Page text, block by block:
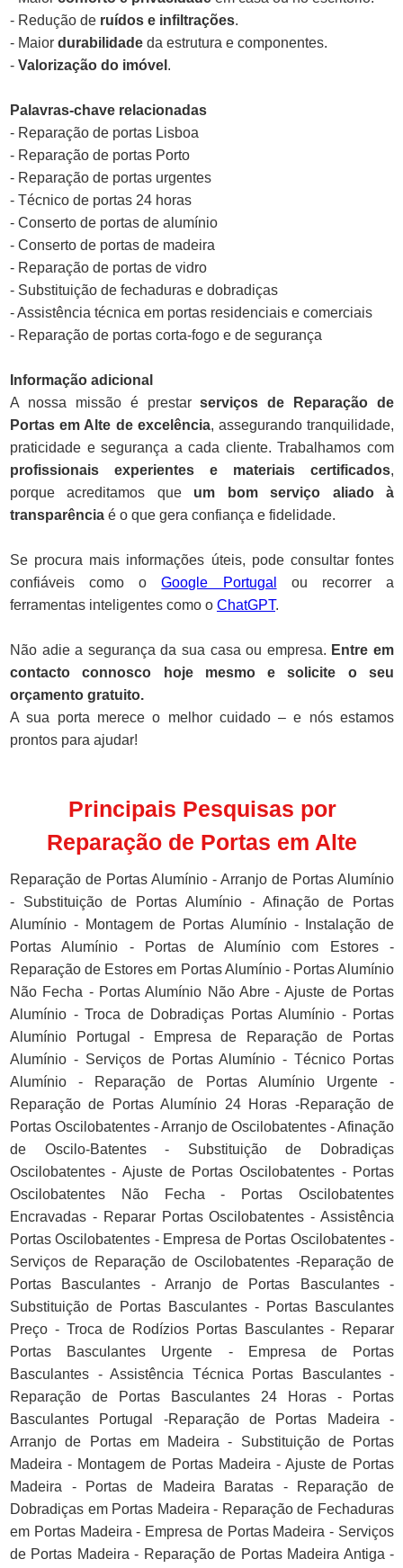
- Redução de ruídos e infiltrações.
- Maior durabilidade da estrutura e componentes.
- Valorização do imóvel .
Palavras-chave relacionadas
- Reparação de portas Lisboa
- Reparação de portas Porto
- Reparação de portas urgentes
- Técnico de portas 24 horas
- Conserto de portas de alumínio
- Conserto de portas de madeira
- Reparação de portas de vidro
- Substituição de fechaduras e dobradiças
- Assistência técnica em portas residenciais e comerciais
- Reparação de portas corta-fogo e de segurança
Informação adicional
A nossa missão é prestarserviços de Reparação de
Portas em Alte de excelência, assegurando tranquilidade,
praticidade e segurança a cada cliente. Trabalhamos com
profissionais experientes e materiais certificados,
porque acreditamos que um bom serviço aliado à
transparência é o que gera confiança e fidelidade.
Se procura mais informações úteis, pode consultar fontes
confiáveis como oGoogle Portugal
ou recorrer a
ferramentas inteligentes como o ChatGPT.
Não adie a segurança da sua casa ou empresa. Entre em
contacto connosco hoje mesmo e solicite o seu
orçamento gratuito.
A sua porta merece o melhor cuidado – e nós estamos
prontos para ajudar!
Principais Pesquisas por
Reparação de Portas em Alte
Reparação de Portas Alumínio - Arranjo de Portas Alumínio
- Substituição de Portas Alumínio - Afinação de Portas
Alumínio - Montagem de Portas Alumínio - Instalação de
Portas Alumínio - Portas de Alumínio com Estores -
Reparação de Estores em Portas Alumínio - Portas Alumínio
Não Fecha - Portas Alumínio Não Abre - Ajuste de Portas
Alumínio - Troca de Dobradiças Portas Alumínio - Portas
Alumínio Portugal - Empresa de Reparação de Portas
Alumínio - Serviços de Portas Alumínio - Técnico Portas
Alumínio - Reparação de Portas Alumínio Urgente -
Reparação de Portas Alumínio 24 Horas -Reparação de
Portas Oscilobatentes - Arranjo de Oscilobatentes - Afinação
de Oscilo-Batentes - Substituição de Dobradiças
Oscilobatentes - Ajuste de Portas Oscilobatentes - Portas
Oscilobatentes Não Fecha - Portas Oscilobatentes
Encravadas - Reparar Portas Oscilobatentes - Assistência
Portas Oscilobatentes - Empresa de Portas Oscilobatentes -
Serviços de Reparação de Oscilobatentes -Reparação de
Portas Basculantes - Arranjo de Portas Basculantes -
Substituição de Portas Basculantes - Portas Basculantes
Preço - Troca de Rodízios Portas Basculantes - Reparar
Portas Basculantes Urgente - Empresa de Portas
Basculantes - Assistência Técnica Portas Basculantes -
Reparação de Portas Basculantes 24 Horas - Portas
Basculantes Portugal -Reparação de Portas Madeira -
Arranjo de Portas em Madeira - Substituição de Portas
Madeira - Montagem de Portas Madeira - Ajuste de Portas
Madeira - Portas de Madeira Baratas - Reparação de
Dobradiças em Portas Madeira - Reparação de Fechaduras
em Portas Madeira - Empresa de Portas Madeira - Serviços
de Portas Madeira - Reparação de Portas Madeira Antiga -